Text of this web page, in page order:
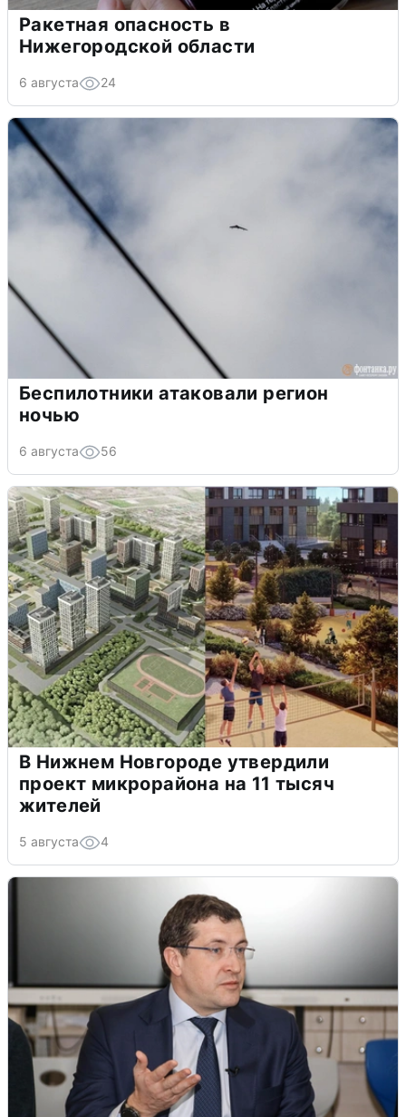
Ракетная опасность в
Нижегородской области
6 августа 24
Беспилотники атаковали регион
ночью
6 августа 56
В Нижнем Новгороде утвердили
проект микрорайона на 11 тысяч
жителей
5 августа 4